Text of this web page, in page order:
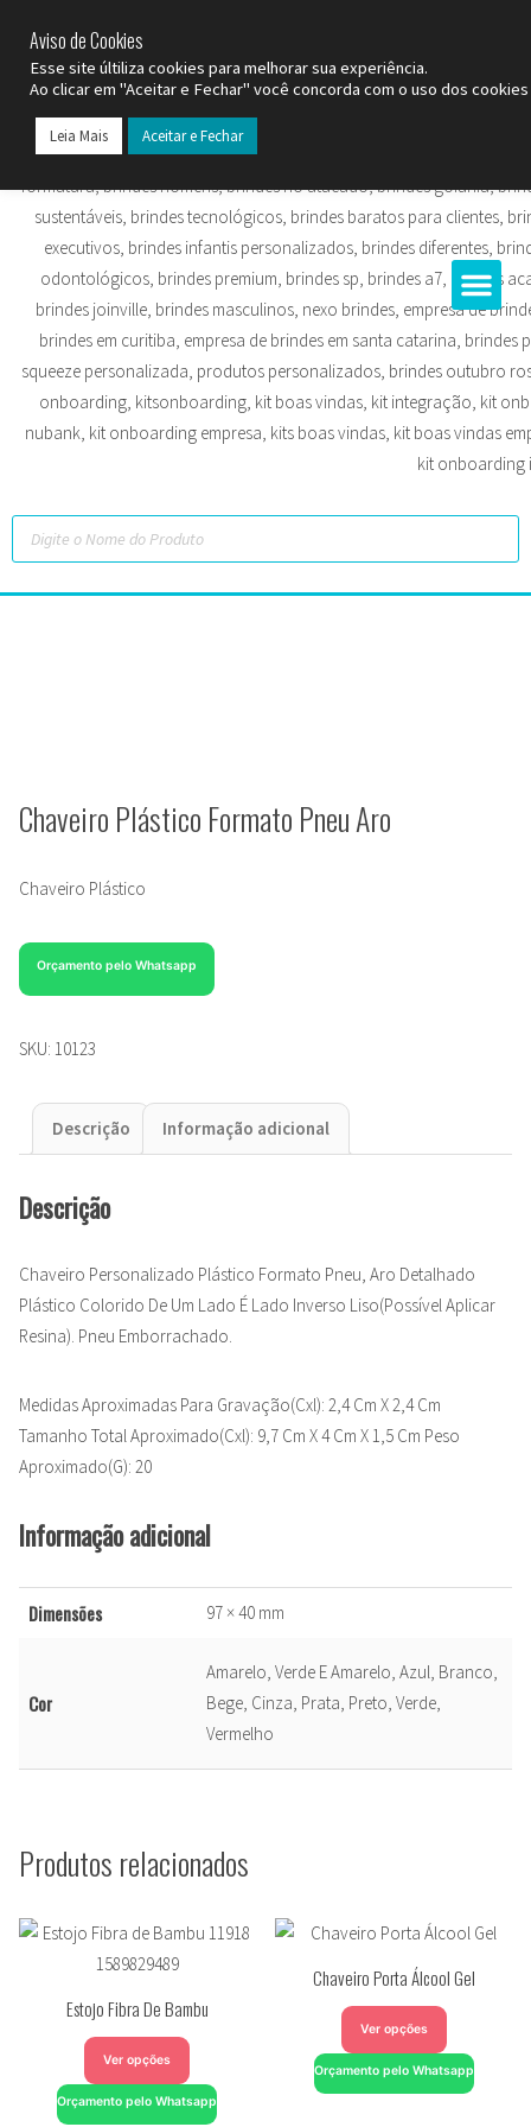
Chaveiro Plástico Formato Pneu Aro
Chaveiro Plástico
Orçamento pelo Whatsapp
SKU: 10123
Descrição Informação adicional
Descrição
Chaveiro Personalizado Plástico Formato Pneu, Aro Detalhado
Plástico Colorido De Um Lado É Lado Inverso Liso(Possível Aplicar
Resina). Pneu Emborrachado.
Medidas Aproximadas Para Gravação(Cxl): 2,4 Cm X 2,4 Cm
Tamanho Total Aproximado(Cxl): 9,7 Cm X 4 Cm X 1,5 Cm Peso
Aproximado(G): 20
Informação adicional
Dimensões 97 × 40 mm
Cor
Amarelo, Verde E Amarelo, Azul, Branco,
Bege, Cinza, Prata, Preto, Verde,
Vermelho
Produtos relacionados
Estojo Fibra De Bambu
Ver opções
Orçamento pelo Whatsapp
Chaveiro Porta Álcool Gel
Ver opções
Orçamento pelo Whatsapp
Aviso de Cookies
Esse site últiliza cookies para melhorar sua experiência.
Ao clicar em "Aceitar e Fechar" você concorda com o uso dos
Leia Mais Aceitar e Fechar